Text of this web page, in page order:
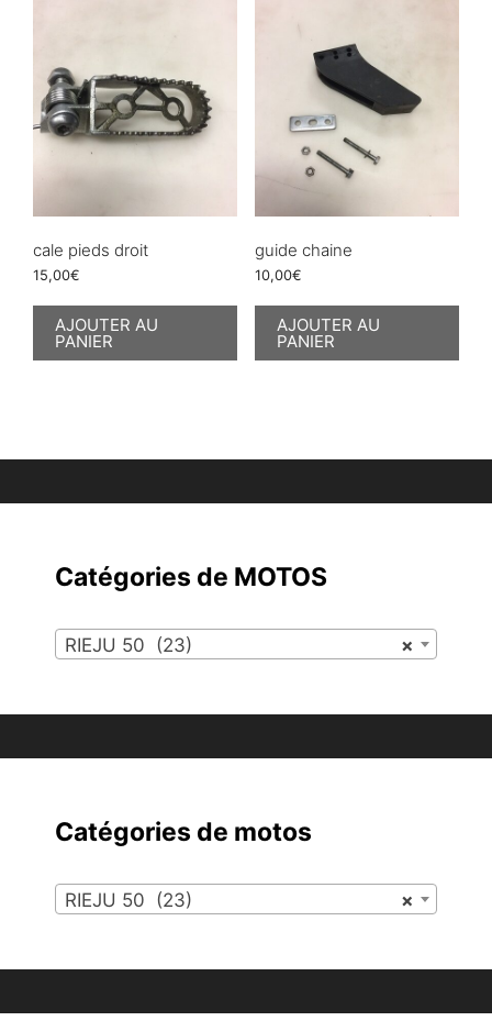
cale pieds droit
15,00€
AJOUTER AU
PANIER
guide chaine
10,00€
AJOUTER AU
PANIER
Catégories de MOTOS
×
RIEJU 50 (23)
Catégories de motos
×
RIEJU 50 (23)